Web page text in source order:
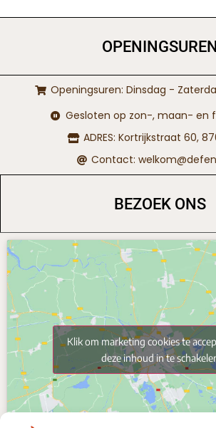
OPENINGSUREN
Openingsuren: Dinsdag -
Gesloten op zon-, maan- en
ADRES: Kortrijkstraat 60,
Contact:
BEZOEK ONS
Klik om marketing cookies te
deze inhoud in te